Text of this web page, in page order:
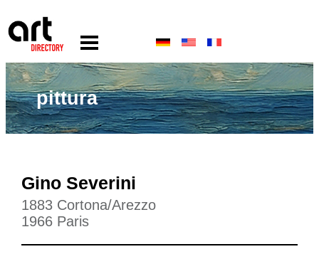
pittura
Gino Severini
1883 Cortona/Arezzo
1966 Paris